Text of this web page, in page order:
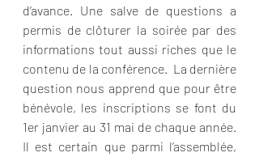
d’avance. Une salve de questions a
permis de clôturer la soirée par des
informations tout aussi riches que le
contenu de la conférence.  La dernière
question nous apprend que pour être
bénévole, les inscriptions se font du
1er janvier au 31 mai de chaque année.
Il est certain que parmi l’assemblée,